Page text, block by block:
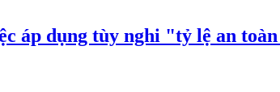
áp dụng tùy nghi "tỷ lệ an